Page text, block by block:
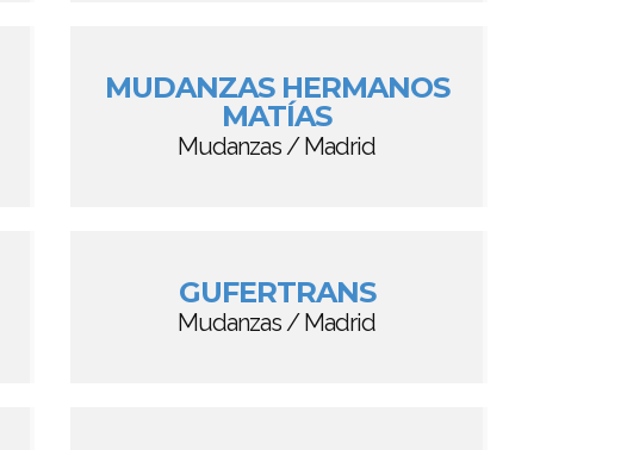
MUDANZAS HERMANOS
MATÍAS
Mudanzas / Madrid
GUFERTRANS
Mudanzas / Madrid